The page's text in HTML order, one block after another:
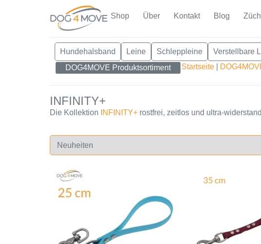
Shop Über Kontakt Blog
Hundehalsband Leine Schleppleine Verstellbare
DOG4MOVE Produktsortiment
Startseite
INFINITY+
Die Kollektion INFINITY+ rostfrei, zeitlos und ultra-